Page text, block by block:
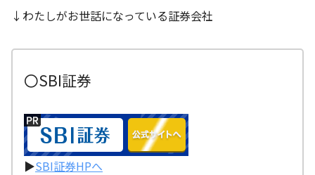
↓わたしがお世話になっている証券会社
〇SBI証券
▶SBI証券HPへ